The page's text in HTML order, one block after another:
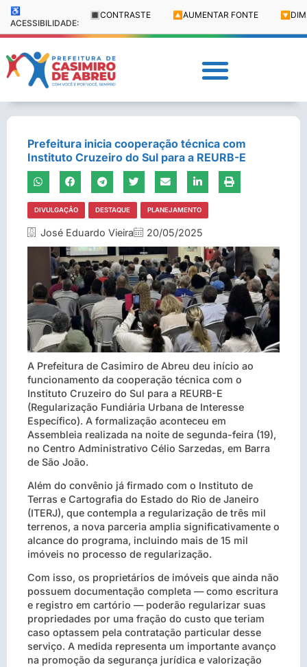
♿
ACESSIBILIDADE:
🔳 CONTRASTE 🔼 AUMENTAR FONTE 🔽
Prefeitura inicia cooperação técnica com
Instituto Cruzeiro do Sul para a REURB-E
DIVULGAÇÃO DESTAQUE PLANEJAMENTO
José Eduardo Vieira 20/05/2025
A Prefeitura de Casimiro de Abreu deu início ao
funcionamento da cooperação técnica com o
Instituto Cruzeiro do Sul para a REURB-E
(Regularização Fundiária Urbana de Interesse
Específico). A formalização aconteceu em
Assembleia realizada na noite de segunda-feira (19),
no Centro Administrativo Célio Sarzedas, em Barra
de São João.
Além do convênio já firmado com o Instituto de
Terras e Cartografia do Estado do Rio de Janeiro
(ITERJ), que contempla a regularização de três mil
terrenos, a nova parceria amplia significativamente o
alcance do programa, incluindo mais de 15 mil
imóveis no processo de regularização.
Com isso, os proprietários de imóveis que ainda não
possuem documentação completa — como escritura
e registro em cartório — poderão regularizar suas
propriedades por uma fração do custo que teriam
caso optassem pela contratação particular desse
serviço. A medida representa um importante avanço
na promoção da segurança jurídica e valorização